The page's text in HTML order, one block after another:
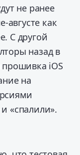
не ранее
августе как
С другой
назад в
прошивка iOS
на
«спалили».